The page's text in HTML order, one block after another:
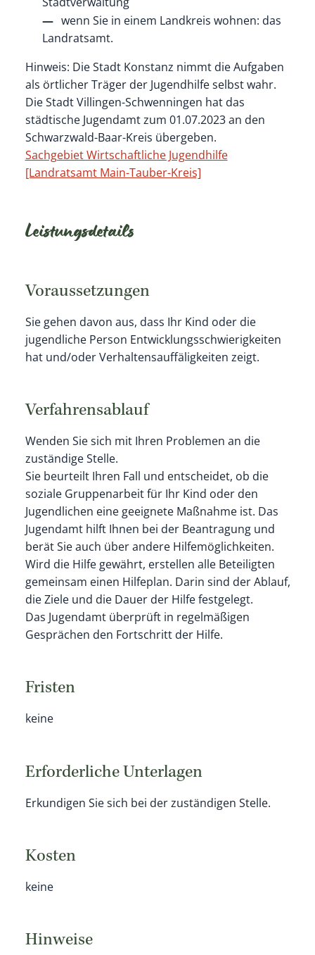
wenn Sie in einem Landkreis wohnen: das
Landratsamt.
Hinweis: Die Stadt Konstanz nimmt die Aufgaben
als örtlicher Träger der Jugendhilfe selbst wahr.
Die Stadt Villingen-Schwenningen hat das
städtische Jugendamt zum 01.07.2023 an den
Schwarzwald-Baar-Kreis übergeben.
Sachgebiet Wirtschaftliche Jugendhilfe
[Landratsamt Main-Tauber-Kreis]
Leistungsdetails
Voraussetzungen
Sie gehen davon aus, dass Ihr Kind oder die
jugendliche Person Entwicklungsschwierigkeiten
hat und/oder Verhaltensauffäligkeiten zeigt.
Verfahrensablauf
Wenden Sie sich mit Ihren Problemen an die
zuständige Stelle.
Sie beurteilt Ihren Fall und entscheidet, ob die
soziale Gruppenarbeit für Ihr Kind oder den
Jugendlichen eine geeignete Maßnahme ist. Das
Jugendamt hilft Ihnen bei der Beantragung und
berät Sie auch über andere Hilfemöglichkeiten.
Wird die Hilfe gewährt, erstellen alle Beteiligten
gemeinsam einen Hilfeplan. Darin sind der Ablauf,
die Ziele und die Dauer der Hilfe festgelegt.
Das Jugendamt überprüft in regelmäßigen
Gesprächen den Fortschritt der Hilfe.
Fristen
keine
Erforderliche Unterlagen
Erkundigen Sie sich bei der zuständigen Stelle.
Kosten
keine
Hinweise